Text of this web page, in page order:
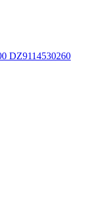
DZ9114530260